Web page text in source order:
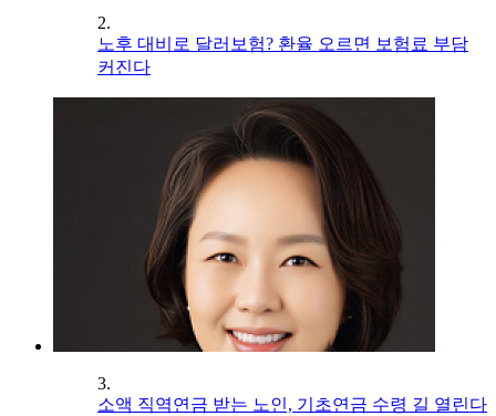
2.
노후 대비로 달러보험? 환율 오르면 보험료 부담
커진다
3.
소액 직역연금 받는 노인, 기초연금 수령 길 열린다